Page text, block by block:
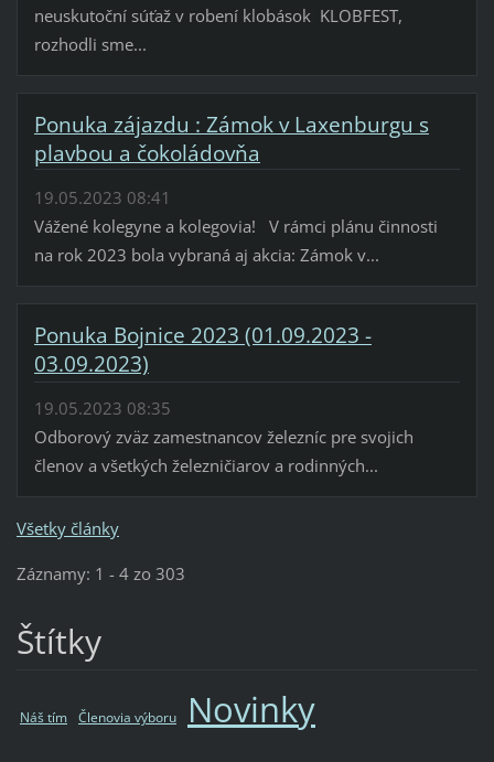
neuskutoční súťaž v robení klobások KLOBFEST,
rozhodli sme...
Ponuka zájazdu : Zámok v Laxenburgu s
plavbou a čokoládovňa
19.05.2023 08:41
Vážené kolegyne a kolegovia! V rámci plánu činnosti
na rok 2023 bola vybraná aj akcia: Zámok v...
Ponuka Bojnice 2023 (01.09.2023 -
03.09.2023)
19.05.2023 08:35
Odborový zväz zamestnancov železníc pre svojich
členov a všetkých železničiarov a rodinných...
Všetky články
Záznamy: 1 - 4 zo 303
Štítky
Náš tím Členovia výboru Novinky